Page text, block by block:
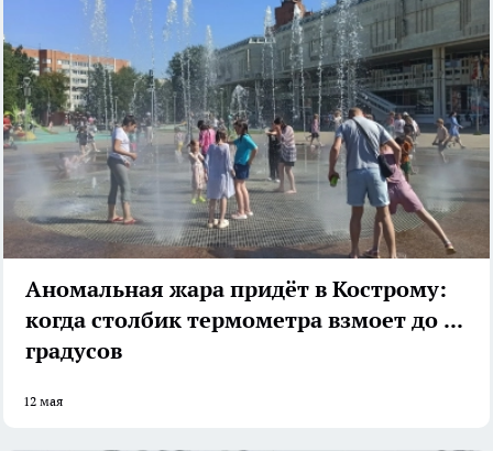
Аномальная жара придёт в Кострому:
когда столбик термометра взмоет до 28
градусов
12 мая